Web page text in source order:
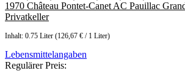
1970 Château Pontet-Canet AC Pauillac
Privatkeller
Inhalt: 0.75 Liter (126,67 € / 1 Liter)
Lebensmittelangaben
Regulärer Preis: